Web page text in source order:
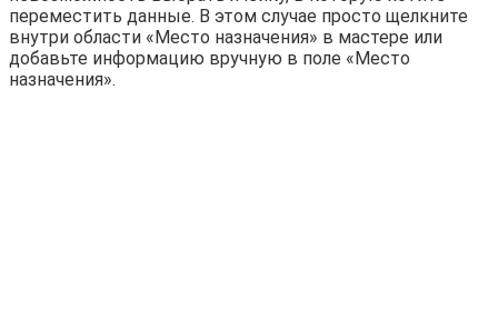
переместить данные. В этом случае просто щелкните
внутри области «Место назначения» в мастере или
добавьте информацию вручную в поле «Место
назначения».